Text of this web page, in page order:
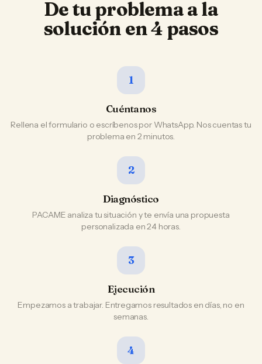
De tu problema a la
solución en 4 pasos
1
Cuéntanos
Rellena el formulario o escríbenos por WhatsApp. Nos cuentas tu
problema en 2 minutos.
2
Diagnóstico
PACAME analiza tu situación y te envía una propuesta
personalizada en 24 horas.
3
Ejecución
Empezamos a trabajar. Entregamos resultados en días, no en
semanas.
4